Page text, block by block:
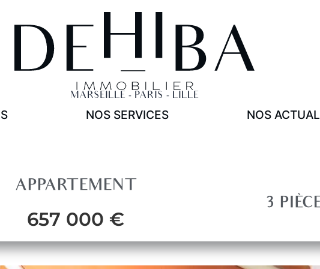
MARSEILLE - PARIS - LILLE
NOS SERVICES NOS
APPARTEMENT
657 000 €
3
Acheter
Vendre
Estimer